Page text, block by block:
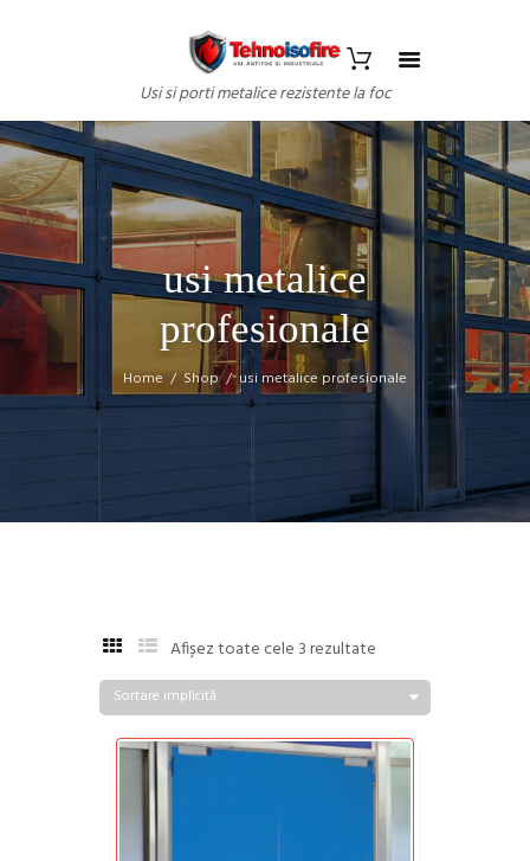
Usi si porti metalice rezistente la foc
usi metalice
profesionale
Home Shop usi metalice profesionale
Afișez toate cele 3 rezultate